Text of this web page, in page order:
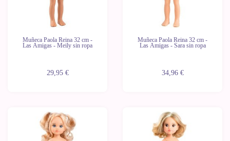
Muñeca Paola Reina 32 cm -
Las Amigas - Meily sin ropa
29,95 €
Muñeca Paola Reina 32 cm -
Las Amigas - Sara sin ropa
34,96 €